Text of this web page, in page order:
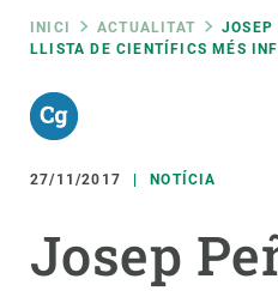
Fil
d'ariadna
INICI ACTUALITAT
JOSEP
LLISTA DE CIENTÍFICS MÉS
27/11/2017 NOTÍCIA
Josep
RRSS
Featured
responsive
INTRANET
RECERCA